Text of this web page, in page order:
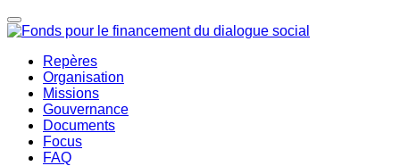
Repères
Organisation
Missions
Gouvernance
Documents
Focus
FAQ